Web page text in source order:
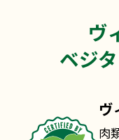
ヴ
ベジ
ヴ
肉